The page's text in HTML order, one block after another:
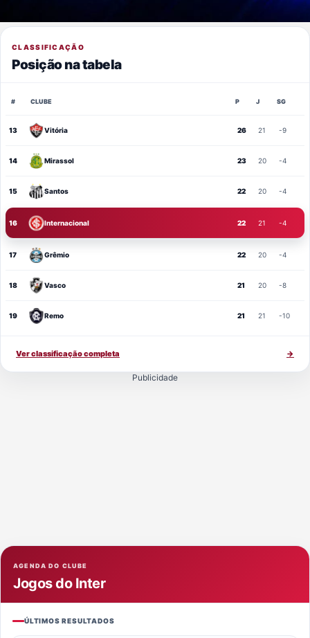
CLASSIFICAÇÃO
Posição na tabela
# CLUBE P J SG
13 Vitória 26 21 -9
14 Mirassol 23 20 -4
15 Santos 22 20 -4
16 Internacional 22 21 -4
17 Grêmio 22 20 -4
18 Vasco 21 20 -8
19 Remo 21 21 -10
Ver classificação completa →
Publicidade
AGENDA DO CLUBE
Jogos do Inter
ÚLTIMOS RESULTADOS